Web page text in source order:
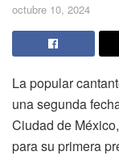
octubre 10, 2024
La popular
una segunda
Ciudad de
para su primera